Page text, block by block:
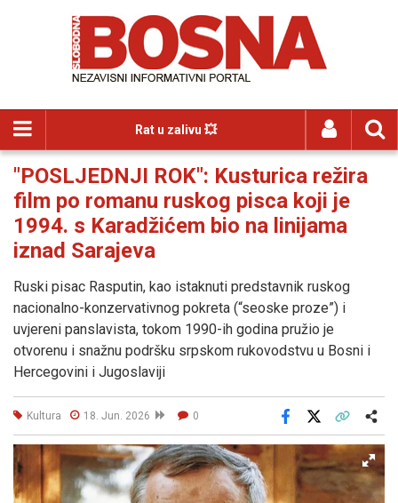
Rat u zalivu 💥
"POSLJEDNJI ROK": Kusturica režira
film po romanu ruskog pisca koji je
1994. s Karadžićem bio na linijama
iznad Sarajeva
Ruski pisac Rasputin, kao istaknuti predstavnik ruskog
nacionalno-konzervativnog pokreta (“seoske proze”) i
uvjereni panslavista, tokom 1990-ih godina pružio je
otvorenu i snažnu podršku srpskom rukovodstvu u Bosni i
Hercegovini i Jugoslaviji
Kultura 18. Jun. 2026 0
Facebook